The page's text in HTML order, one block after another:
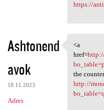
https://
Ashtonend
avok
18.11.2023
Adres
<a
<a
href=
the
http://